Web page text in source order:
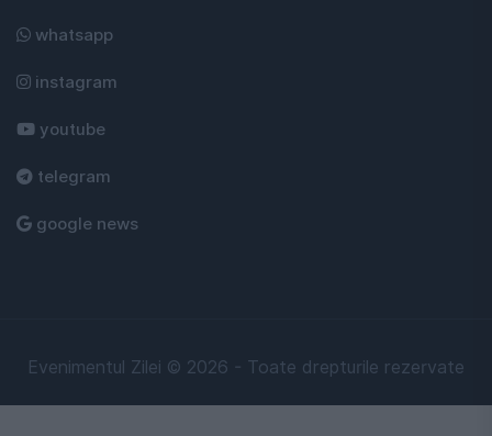
whatsapp
instagram
youtube
telegram
google news
Evenimentul Zilei © 2026 - Toate drepturile rezervate